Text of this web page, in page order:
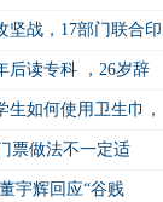
坚战，17部门联合印
后读专科 ，26岁辞
生如何使用卫生巾，
票做法不一定适
宇辉回应“谷贱